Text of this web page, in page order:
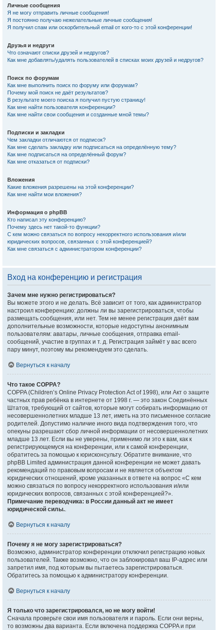
Личные сообщения
Я не могу отправить личные сообщения!
Я постоянно получаю нежелательные личные сообщения!
Я получил спам или оскорбительный email от кого-то с этой конференции!
Друзья и недруги
Что означают списки друзей и недругов?
Как мне добавлять/удалять пользователей в списках моих друзей и недругов?
Поиск по форумам
Как мне выполнить поиск по форуму или форумам?
Почему мой поиск не даёт результатов?
В результате моего поиска я получил пустую страницу!
Как мне найти пользователя конференции?
Как мне найти свои сообщения и созданные мной темы?
Подписки и закладки
Чем закладки отличаются от подписок?
Как мне сделать закладку или подписаться на определённую тему?
Как мне подписаться на определённый форум?
Как мне отказаться от подписки?
Вложения
Какие вложения разрешены на этой конференции?
Как мне найти мои вложения?
Информация о phpBB
Кто написал эту конференцию?
Почему здесь нет такой-то функции?
С кем можно связаться по вопросу некорректного использования и/или
юридических вопросов, связанных с этой конференцией?
Как мне связаться с администратором конференции?
Вход на конференцию и регистрация
Зачем мне нужно регистрироваться?
Вы можете этого и не делать. Всё зависит от того, как администратор
настроил конференцию: должны ли вы зарегистрироваться, чтобы
размещать сообщения, или нет. Тем не менее регистрация даёт вам
дополнительные возможности, которые недоступны анонимным
пользователям: аватары, личные сообщения, отправка email-
сообщений, участие в группах и т. д. Регистрация займёт у вас всего
пару минут, поэтому мы рекомендуем это сделать.
Вернуться к началу
Что такое COPPA?
COPPA (Children’s Online Privacy Protection Act of 1998), или Акт о защите
частных прав ребёнка в интернете от 1998 г. — это закон Соединённых
Штатов, требующий от сайтов, которые могут собирать информацию от
несовершеннолетних младше 13 лет, иметь на это письменное согласие
родителей. Допустимо наличие иного вида подтверждения того, что
опекуны разрешают сбор личной информации от несовершеннолетних
младше 13 лет. Если вы не уверены, применимо ли это к вам, как к
регистрирующемуся на конференции, или к самой конференции,
обратитесь за помощью к юрисконсульту. Обратите внимание, что
phpBB Limited администрация данной конференции не может давать
рекомендаций по правовым вопросам и не является объектом
юридических отношений, кроме указанных в ответе на вопрос «С кем
можно связаться по вопросу некорректного использования и/или
юридических вопросов, связанных с этой конференцией?».
Примечание переводчика: в России данный акт не имеет
юридической силы..
Вернуться к началу
Почему я не могу зарегистрироваться?
Возможно, администратор конференции отключил регистрацию новых
пользователей. Также возможно, что он заблокировал ваш IP-адрес или
запретил имя, под которым вы пытаетесь зарегистрироваться.
Обратитесь за помощью к администратору конференции.
Вернуться к началу
Я только что зарегистрировался, но не могу войти!
Сначала проверьте свои имя пользователя и пароль. Если они верны,
то возможны два варианта. Если включена поддержка COPPA и при